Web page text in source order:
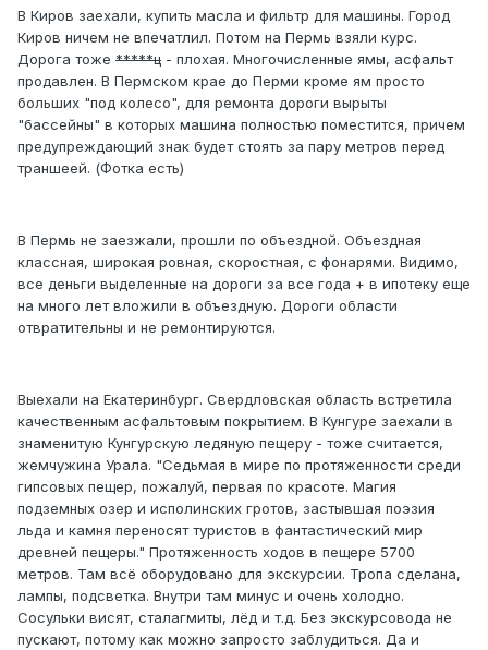
В Киров заехали, купить масла и фильтр для машины. Город
Киров ничем не впечатлил. Потом на Пермь взяли курс.
Дорога тоже *****ц - плохая. Многочисленные ямы, асфальт
продавлен. В Пермском крае до Перми кроме ям просто
больших "под колесо", для ремонта дороги вырыты
"бассейны" в которых машина полностью поместится, причем
предупреждающий знак будет стоять за пару метров перед
траншеей. (Фотка есть)
В Пермь не заезжали, прошли по объездной. Объездная
классная, широкая ровная, скоростная, с фонарями. Видимо,
все деньги выделенные на дороги за все года + в ипотеку еще
на много лет вложили в объездную. Дороги области
отвратительны и не ремонтируются.
Выехали на Екатеринбург. Свердловская область встретила
качественным асфальтовым покрытием. В Кунгуре заехали в
знаменитую Кунгурскую ледяную пещеру - тоже считается,
жемчужина Урала. "Седьмая в мире по протяженности среди
гипсовых пещер, пожалуй, первая по красоте. Магия
подземных озер и исполинских гротов, застывшая поэзия
льда и камня переносят туристов в фантастический мир
древней пещеры." Протяженность ходов в пещере 5700
метров. Там всё оборудовано для экскурсии. Тропа сделана,
лампы, подсветка. Внутри там минус и очень холодно.
Сосульки висят, сталагмиты, лёд и т.д. Без экскурсовода не
пускают, потому как можно запросто заблудиться. Да и